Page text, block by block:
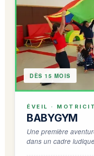
DÈS 15 MOIS
ÉVEIL ·
BABYGYM
Une première
dans un cadre